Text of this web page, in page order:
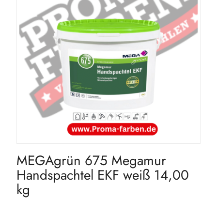
MEGAgrün 675 Megamur
Handspachtel EKF weiß 14,00
kg